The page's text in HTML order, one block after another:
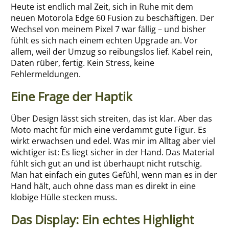
Heute ist endlich mal Zeit, sich in Ruhe mit dem
neuen Motorola Edge 60 Fusion zu beschäftigen. Der
Wechsel von meinem Pixel 7 war fällig – und bisher
fühlt es sich nach einem echten Upgrade an. Vor
allem, weil der Umzug so reibungslos lief. Kabel rein,
Daten rüber, fertig. Kein Stress, keine
Fehlermeldungen.
Eine Frage der Haptik
Über Design lässt sich streiten, das ist klar. Aber das
Moto macht für mich eine verdammt gute Figur. Es
wirkt erwachsen und edel. Was mir im Alltag aber viel
wichtiger ist: Es liegt sicher in der Hand. Das Material
fühlt sich gut an und ist überhaupt nicht rutschig.
Man hat einfach ein gutes Gefühl, wenn man es in der
Hand hält, auch ohne dass man es direkt in eine
klobige Hülle stecken muss.
Das Display: Ein echtes Highlight